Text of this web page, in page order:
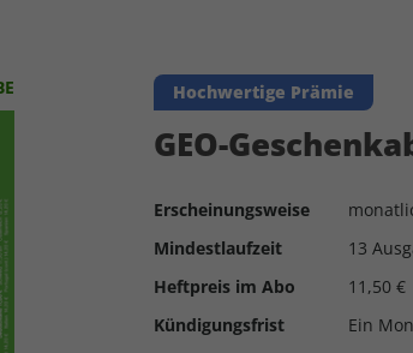
Hochwertige Prämie
GEO-
Erscheinungsweise
Mindestlaufzeit
13
Heftpreis im Abo
11,50 €
Kündigungsfrist
Ein